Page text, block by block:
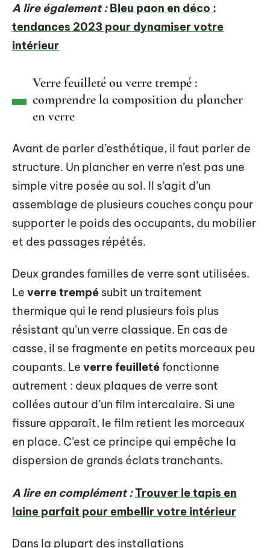
A lire également : Bleu paon en déco :
tendances 2023 pour dynamiser votre
intérieur
Verre feuilleté ou verre trempé :
comprendre la composition du plancher
en verre
Avant de parler d’esthétique, il faut parler de
structure. Un plancher en verre n’est pas une
simple vitre posée au sol. Il s’agit d’un
assemblage de plusieurs couches conçu pour
supporter le poids des occupants, du mobilier
et des passages répétés.
Deux grandes familles de verre sont utilisées.
Le verre trempé subit un traitement
thermique qui le rend plusieurs fois plus
résistant qu’un verre classique. En cas de
casse, il se fragmente en petits morceaux peu
coupants. Le verre feuilletéfonctionne
autrement : deux plaques de verre sont
collées autour d’un film intercalaire. Si une
fissure apparaît, le film retient les morceaux
en place. C’est ce principe qui empêche la
dispersion de grands éclats tranchants.
A lire en complément :Trouver le tapis en
laine parfait pour embellir votre intérieur
Dans la plupart des installations